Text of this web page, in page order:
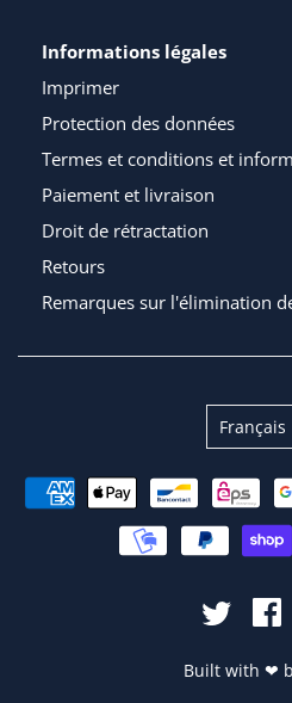
Informations légales
Imprimer
Protection des données
Termes et conditions et
Paiement et livraison
Droit de rétractation
Retours
Remarques sur l'élimination
Built with ❤
Langue
Français